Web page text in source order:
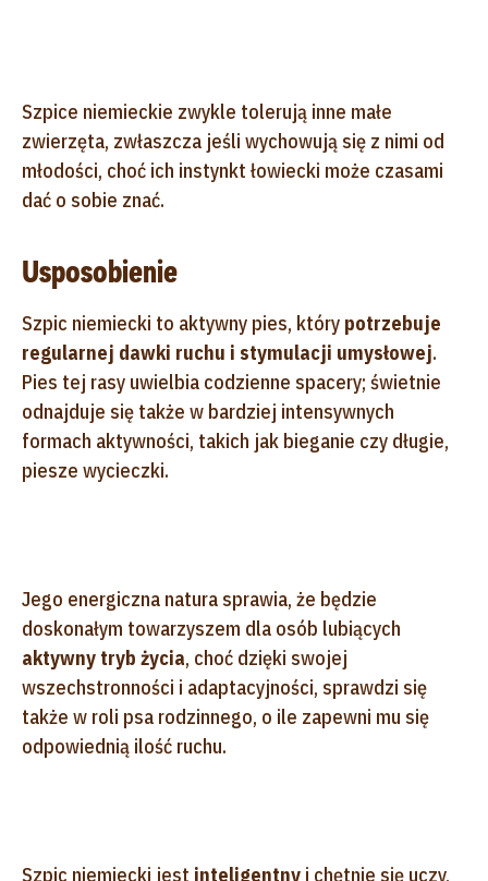
Szpice niemieckie zwykle tolerują inne małe
zwierzęta, zwłaszcza jeśli wychowują się z nimi od
młodości, choć ich instynkt łowiecki może czasami
dać o sobie znać.
Usposobienie
Szpic niemiecki to aktywny pies, który potrzebuje
regularnej dawki ruchu i stymulacji umysłowej.
Pies tej rasy uwielbia codzienne spacery; świetnie
odnajduje się także w bardziej intensywnych
formach aktywności, takich jak bieganie czy długie,
piesze wycieczki.
Jego energiczna natura sprawia, że będzie
doskonałym towarzyszem dla osób lubiących
aktywny tryb życia, choć dzięki swojej
wszechstronności i adaptacyjności, sprawdzi się
także w roli psa rodzinnego, o ile zapewni mu się
odpowiednią ilość ruchu.
Szpic niemiecki jest inteligentny i chętnie się uczy,